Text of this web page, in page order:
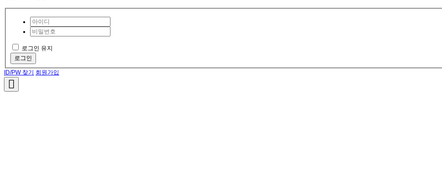
로그인 유지
로그인
ID/PW 찾기 회원가입